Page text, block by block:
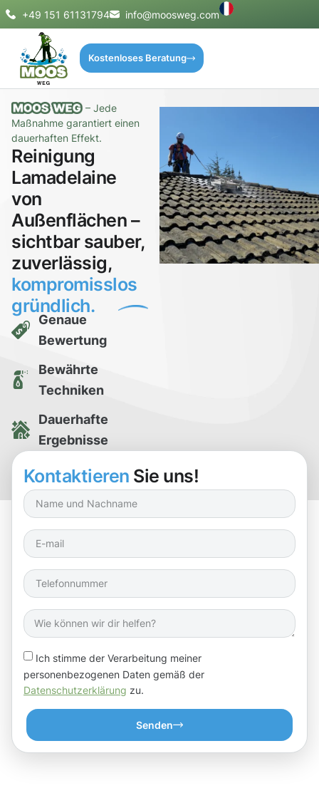
+49 151 61131794 info@moosweg.com
Kostenloses Beratung
– Jede
Maßnahme garantiert einen
dauerhaften Effekt.
Reinigung
Lamadelaine
von
Außenflächen –
sichtbar sauber,
zuverlässig,
kompromisslos
gründlich.
Genaue
Bewertung
Bewährte
Techniken
Dauerhafte
Ergebnisse
Kostenlose
Reinigungsprobe
Kontaktieren Sie uns!
Ich stimme der Verarbeitung meiner
personenbezogenen Daten gemäß der
Datenschutzerklärung zu.
Senden